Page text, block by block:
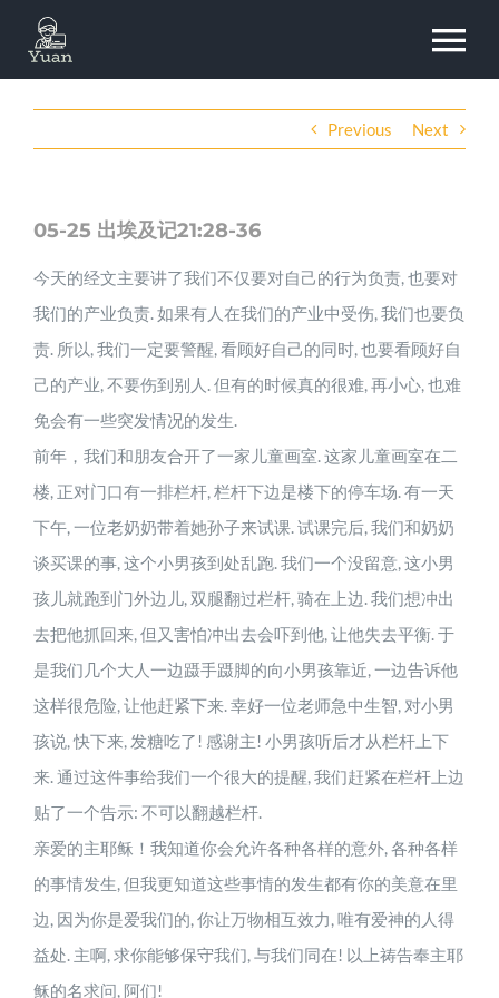
Projects
Education
Blog
Contact
Previous Next
05-25 出埃及记21:28-36
今天的经文主要讲了我们不仅要对自己的行为负责, 也要对
我们的产业负责. 如果有人在我们的产业中受伤, 我们也要负
责. 所以, 我们一定要警醒, 看顾好自己的同时, 也要看顾好自
己的产业, 不要伤到别人. 但有的时候真的很难, 再小心, 也难
免会有一些突发情况的发生.
前年，我们和朋友合开了一家儿童画室. 这家儿童画室在二
楼, 正对门口有一排栏杆, 栏杆下边是楼下的停车场. 有一天
下午, 一位老奶奶带着她孙子来试课. 试课完后, 我们和奶奶
谈买课的事, 这个小男孩到处乱跑. 我们一个没留意, 这小男
孩儿就跑到门外边儿, 双腿翻过栏杆, 骑在上边. 我们想冲出
去把他抓回来, 但又害怕冲出去会吓到他, 让他失去平衡. 于
是我们几个大人一边蹑手蹑脚的向小男孩靠近, 一边告诉他
这样很危险, 让他赶紧下来. 幸好一位老师急中生智, 对小男
孩说, 快下来, 发糖吃了! 感谢主! 小男孩听后才从栏杆上下
来. 通过这件事给我们一个很大的提醒, 我们赶紧在栏杆上边
贴了一个告示: 不可以翻越栏杆.
亲爱的主耶稣！我知道你会允许各种各样的意外, 各种各样
的事情发生, 但我更知道这些事情的发生都有你的美意在里
边, 因为你是爱我们的, 你让万物相互效力, 唯有爱神的人得
益处. 主啊, 求你能够保守我们, 与我们同在! 以上祷告奉主耶
稣的名求问, 阿们!